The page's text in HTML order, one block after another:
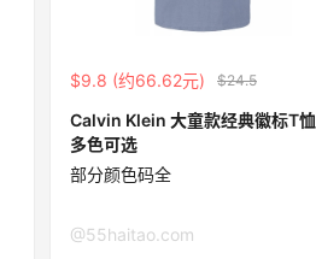
$9.8 (约66.62元) $24.5
Calvin Klein 大童款经典徽标T恤
多色可选
部分颜色码全
@55haitao.com